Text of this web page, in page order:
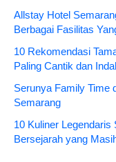
Allstay Hotel
Berbagai Fasilitas
10 Rekomendasi
Paling Cantik dan
Serunya Family Time
Semarang
10 Kuliner Legendaris
Bersejarah yang